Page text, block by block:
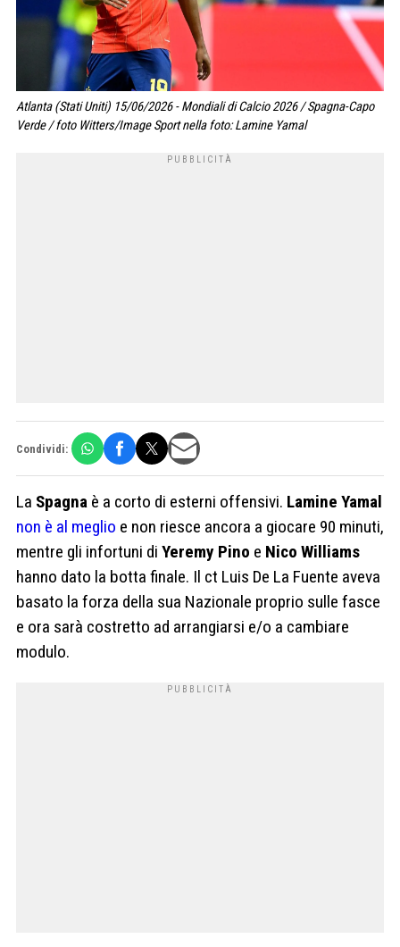
Atlanta (Stati Uniti) 15/06/2026 - Mondiali di Calcio 2026 / Spagna-Capo
Verde / foto Witters/Image Sport nella foto: Lamine Yamal
Condividi:
La Spagna è a corto di esterni offensivi. Lamine Yamal
non è al meglio e non riesce ancora a giocare 90 minuti,
mentre gli infortuni di Yeremy Pino e Nico Williams
hanno dato la botta finale. Il ct Luis De La Fuente aveva
basato la forza della sua Nazionale proprio sulle fasce
e ora sarà costretto ad arrangiarsi e/o a cambiare
modulo.